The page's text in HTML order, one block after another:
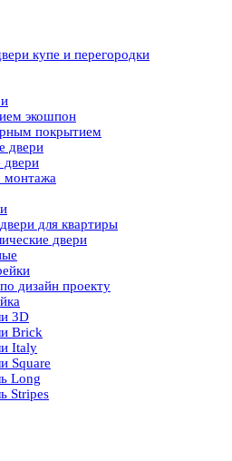
купе и перегородки
экошпон
покрытием
двери
двери
монтажа
для квартиры
двери
дизайн проекту
3D
Brick
Italy
Square
Long
Stripes